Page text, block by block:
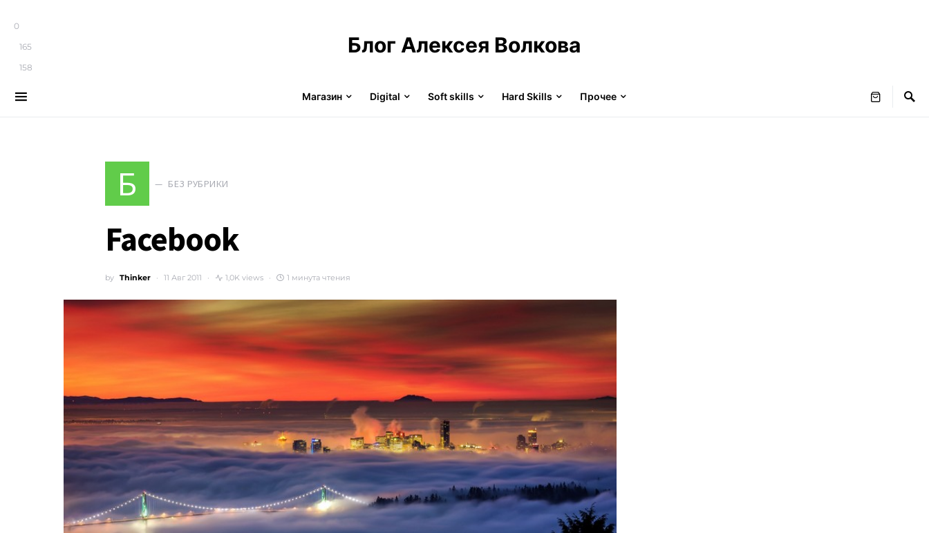
0
165
158
Блог Алексея Волкова
Магазин Digital Soft skills Hard Skills Прочее
Б БЕЗ РУБРИКИ
Facebook
by Thinker 11 Авг 2011 1,0K views 1 минута чтения